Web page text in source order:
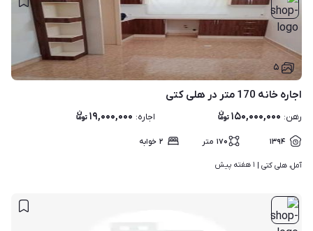
۵
اجاره خانه 170 متر در هلی کتی
رهن: ۱۵۰,۰۰۰,۰۰۰ اجاره: ۱۹,۰۰۰,۰۰۰
۱۳۹۴ ۱۷۰ متر ۲ خوابه
آمل، هلی کتی | ۱ هفته پیش